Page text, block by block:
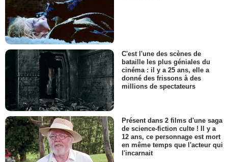
C'est l'une des scènes de
bataille les plus géniales du
cinéma : il y a 25 ans, elle a
donné des frissons à des
millions de spectateurs
Présent dans 2 films d'une saga
de science-fiction culte ! Il y a
12 ans, ce personnage est mort
en même temps que l'acteur qui
l'incarnait